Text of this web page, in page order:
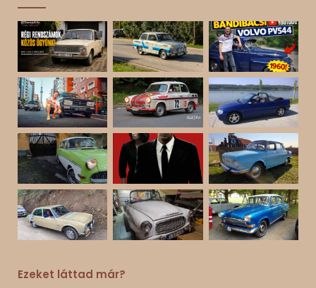
Ezeket láttad már?